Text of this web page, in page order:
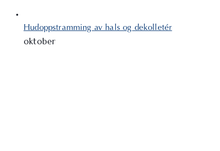
Hudoppstramming av hals og dekolletér
oktober